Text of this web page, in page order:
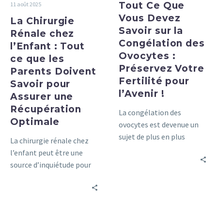
Doivent
Savoir
pour
Assurer
une
Récupération
Optimale
11 août 2025
La Chirurgie
Rénale chez
l’Enfant : Tout
ce que les
Parents Doivent
Savoir pour
Assurer une
Récupération
Optimale
La chirurgie rénale chez
l’enfant peut être une
source d’inquiétude pour
Ovocytes
:
Préservez
Votre
Fertilité
pour
l’Avenir
!
Tout Ce Que
Vous Devez
Savoir sur la
Congélation des
Ovocytes :
Préservez Votre
Fertilité pour
l’Avenir !
La congélation des
ovocytes est devenue un
sujet de plus en plus